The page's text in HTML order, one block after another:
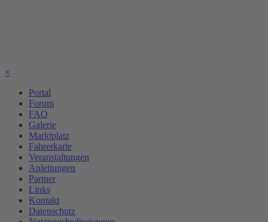
×
Portal
Forum
FAQ
Galerie
Marktplatz
Fahrerkarte
Veranstaltungen
Anleitungen
Partner
Links
Kontakt
Datenschutz